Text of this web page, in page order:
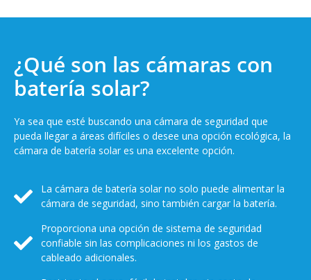
¿Qué son las cámaras con
batería solar?
Ya sea que esté buscando una cámara de seguridad que
pueda llegar a áreas difíciles o desee una opción ecológica, la
cámara de batería solar es una excelente opción.
La cámara de batería solar no solo puede alimentar la
cámara de seguridad, sino también cargar la batería.
Proporciona una opción de sistema de seguridad
confiable sin las complicaciones ni los gastos de
cableado adicionales.